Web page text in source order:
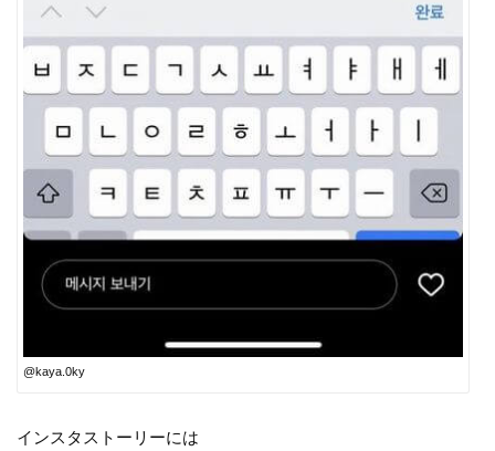
@kaya.0ky
インスタストーリーには